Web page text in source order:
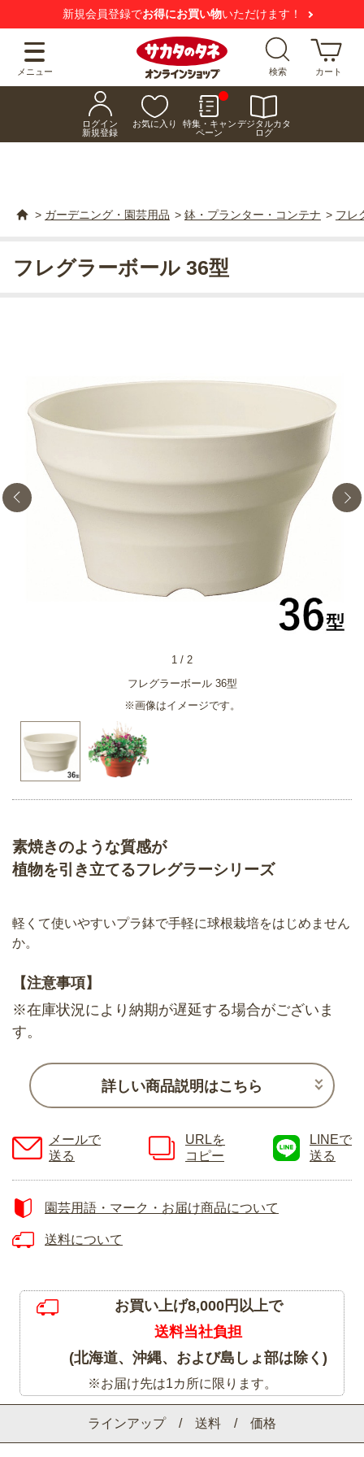
新規会員登録でお得にお買い物いただけます！
メニュー 検索 カート
ログイン
新規登録
お気に入り
特集・キャン
ペーン
デジタルカタ
ログ
> ガーデニング・園芸用品 > 鉢・プランター・コンテナ > フレ
フレグラーボール 36型
※画像はイメージです。
1 / 2
フレグラーボール 36型
素焼きのような質感が
植物を引き立てるフレグラーシリーズ
ラインアップ / 送料 / 価格
軽くて使いやすいプラ鉢で手軽に球根栽培をはじめません
か。
【注意事項】
※在庫状況により納期が遅延する場合がございま
す。
詳しい商品説明はこちら
メールで
送る
URLを
コピー
LINEで
送る
園芸用語・マーク・お届け商品について
送料について
お買い上げ8,000円以上で
送料当社負担
(北海道、沖縄、および島しょ部は除く)
※お届け先は1カ所に限ります。